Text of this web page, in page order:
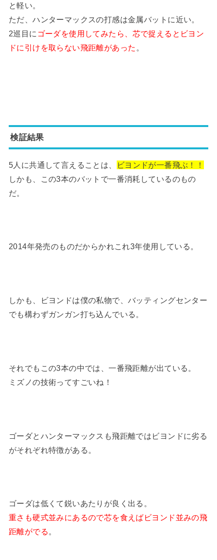
と軽い。
ただ、ハンターマックスの打感は金属バットに近い。
2巡目に ゴーダを使用してみたら、芯で捉えるとビヨン
ドに引けを取らない飛距離があった 。
検証結果
5人に共通して言えることは、
ビヨンドが一番飛ぶ！！
しかも、この3本のバットで一番消耗しているのもの
だ。
2014年発売のものだからかれこれ3年使用している。
しかも、ビヨンドは僕の私物で、バッティングセンター
でも構わずガンガン打ち込んでいる。
それでもこの3本の中では、一番飛距離が出ている。
ミズノの技術ってすごいね！
ゴーダとハンターマックスも飛距離ではビヨンドに劣る
がそれぞれ特徴がある。
ゴーダは低くて鋭いあたりが良く出る。
重さも硬式並みにあるので芯を食えばビヨンド並みの飛
距離がでる 。